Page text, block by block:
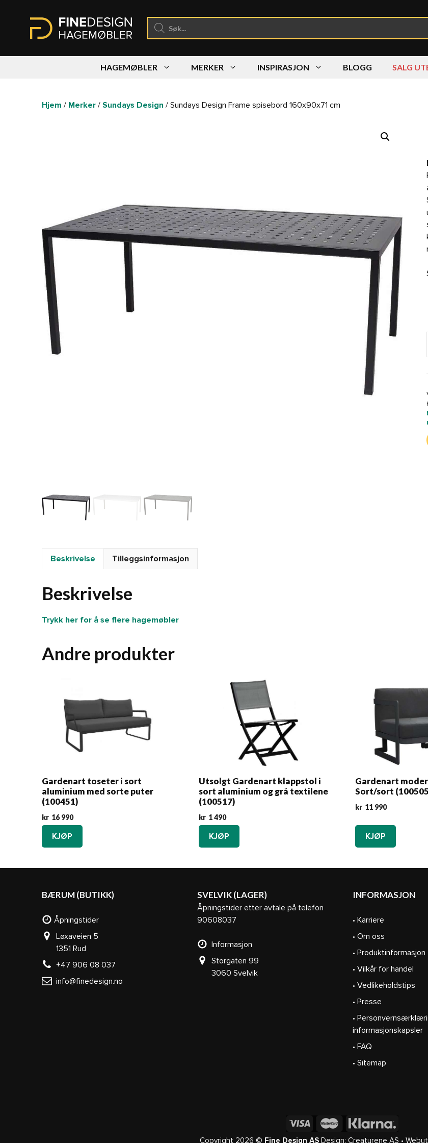
Products
search
HAGEMØBLER MERKER INSPIRASJON BLOGG SALG
Hjem / Merker / Sundays Design / Sundays Design Frame spisebord 160x90x71 cm
Beskrivelse Tilleggsinformasjon
Beskrivelse
Trykk her for å se flere hagemøbler
Andre produkter
Gardenart toseter i sort
aluminium med sorte puter
(100451)
kr 16 990
KJØP
Utsolgt Gardenart klappstol i
sort aluminium og grå textilene
(100517)
kr 1 490
KJØP
Gardenart
Sort/sort
kr 11 990
KJØP
BÆRUM (BUTIKK)
Åpningstider
Løxaveien 5
1351 Rud
+47 906 08 037
info@finedesign.no
SVELVIK (LAGER)
Åpningstider etter avtale på telefon
90608037
Informasjon
Storgaten 99
3060 Svelvik
INFORMASJON
• Karriere
• Om oss
• Produktinformasjon
• Vilkår for handel
• Vedlikeholdstips
• Presse
•
informasjonskapsler
• FAQ
• Sitemap
Copyright 2026 © Fine Design ASDesign: Creaturene AS •